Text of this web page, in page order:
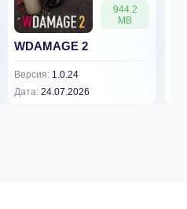
944.2
MB
WDAMAGE 2
Версия: 1.0.24
Дата: 24.07.2026